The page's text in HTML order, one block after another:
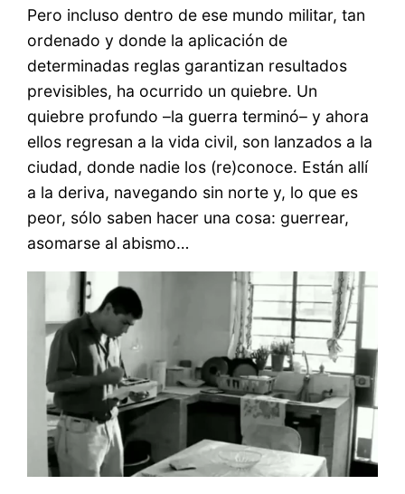
Pero incluso dentro de ese mundo militar, tan
ordenado y donde la aplicación de
determinadas reglas garantizan resultados
previsibles, ha ocurrido un quiebre. Un
quiebre profundo –la guerra terminó– y ahora
ellos regresan a la vida civil, son lanzados a la
ciudad, donde nadie los (re)conoce. Están allí
a la deriva, navegando sin norte y, lo que es
peor, sólo saben hacer una cosa: guerrear,
asomarse al abismo…